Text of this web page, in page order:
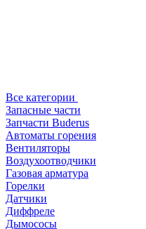
Все категории
Запасные части
Запчасти Buderus
Автоматы горения
Вентиляторы
Воздухоотводчики
Газовая арматура
Горелки
Датчики
Диффреле
Дымососы